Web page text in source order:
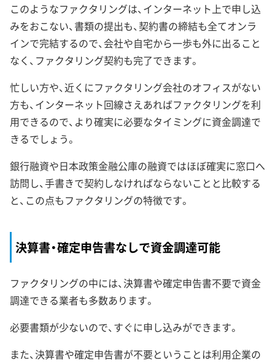
このようなファクタリングは、インターネット上で申し込
みをおこない、書類の提出も、契約書の締結も全てオンラ
インで完結するので、会社や自宅から一歩も外に出ること
なく、ファクタリング契約も完了できます。
忙しい方や、近くにファクタリング会社のオフィスがない
方も、インターネット回線さえあればファクタリングを利
用できるので、より確実に必要なタイミングに資金調達で
きるでしょう。
銀行融資や日本政策金融公庫の融資ではほぼ確実に窓口へ
訪問し、手書きで契約しなければならないことと比較する
と、この点もファクタリングの特徴です。
決算書・確定申告書なしで資金調達可能
ファクタリングの中には、決算書や確定申告書不要で資金
調達できる業者も多数あります。
必要書類が少ないので、すぐに申し込みができます。
また、決算書や確定申告書が不要ということは利用企業の